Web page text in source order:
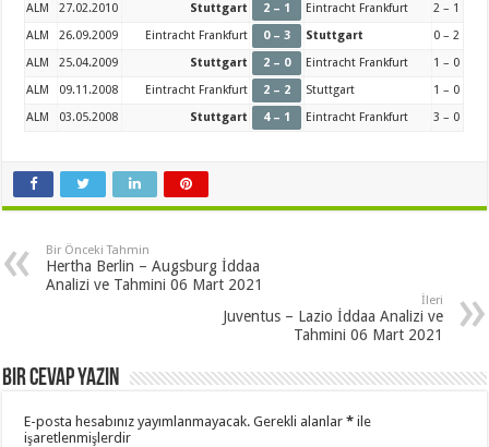
ALM
27.02.2010 Stuttgart 2 – 1 Eintracht Frankfurt
2 – 1
ALM
26.09.2009 Eintracht Frankfurt 0 – 3 Stuttgart
0 – 2
ALM
25.04.2009 Stuttgart 2 – 0 Eintracht Frankfurt
1 – 0
ALM
09.11.2008 Eintracht Frankfurt 2 – 2 Stuttgart
1 – 0
ALM
03.05.2008 Stuttgart 4 – 1 Eintracht Frankfurt 3 – 0
Bir Önceki Tahmin
Hertha Berlin – Augsburg İddaa
Analizi ve Tahmini 06 Mart 2021
İleri
Juventus – Lazio İddaa Analizi ve
Tahmini 06 Mart 2021
Bir cevap yazın
E-posta hesabınız yayımlanmayacak. Gerekli alanlar* ile
işaretlenmişlerdir